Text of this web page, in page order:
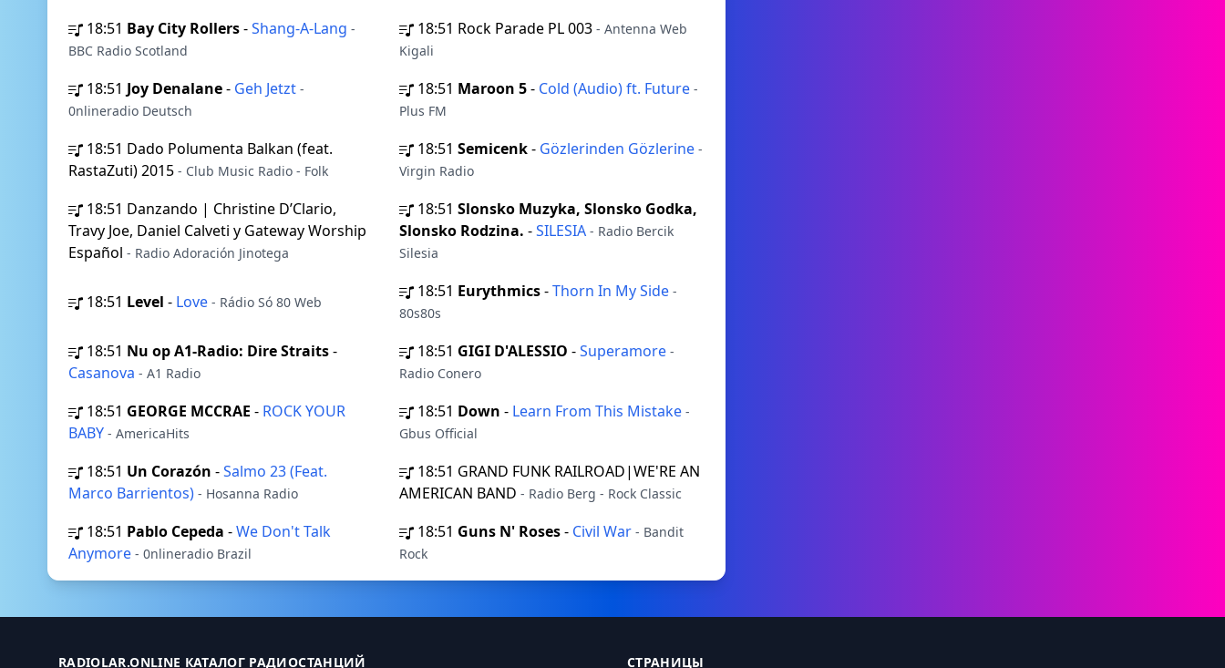
18:51 Bay City Rollers-Shang-A-Lang -
BBC Radio Scotland
18:51 Rock Parade PL 003 - Antenna Web
Kigali
18:51 Joy Denalane- Geh Jetzt -
0nlineradio Deutsch
18:51 Maroon 5- Cold (Audio) ft. Future -
Plus FM
18:51 Dado Polumenta Balkan (feat.
RastaZuti) 2015 - Club Music Radio - Folk
18:51 Semicenk- Gözlerinden Gözlerine -
Virgin Radio
18:51 Danzando | Christine D’Clario,
Travy Joe, Daniel Calveti y Gateway Worship
Español - Radio Adoración Jinotega
18:51 Slonsko Muzyka, Slonsko Godka,
Slonsko Rodzina. -SILESIA - Radio Bercik
Silesia
18:51 Level - Love - Rádio Só 80 Web
18:51 Eurythmics-Thorn In My Side -
80s80s
18:51 Nu op A1-Radio: Dire Straits-
Casanova - A1 Radio
18:51 GIGI D'ALESSIO -Superamore -
Radio Conero
18:51 GEORGE MCCRAE - ROCK YOUR
BABY - AmericaHits
18:51 Down - Learn From This Mistake -
Gbus Official
18:51 Un Corazón -Salmo 23 (Feat.
Marco Barrientos) - Hosanna Radio
18:51 GRAND FUNK RAILROAD|WE'RE AN
AMERICAN BAND - Radio Berg - Rock Classic
18:51 Pablo Cepeda -We Don't Talk
Anymore - 0nlineradio Brazil
18:51 Guns N' Roses- Civil War - Bandit
Rock
RADIOLAR.ONLINE КАТАЛОГ РАДИОСТАНЦИЙ СТРАНИЦЫ